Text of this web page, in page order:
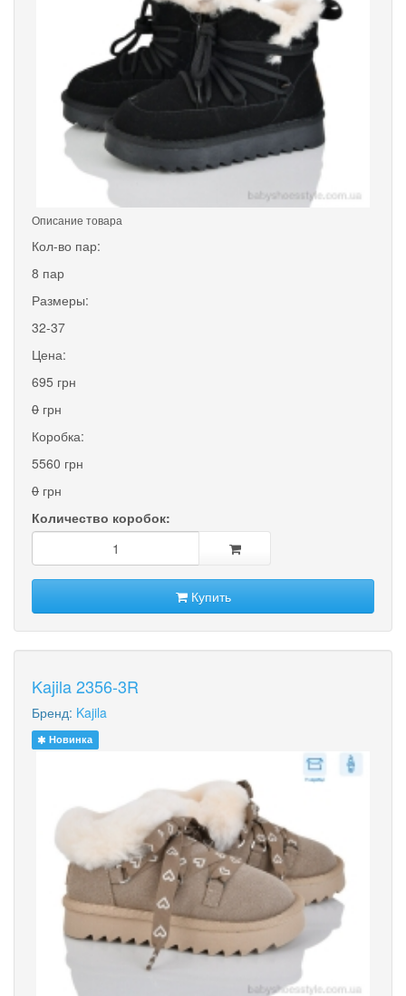
Описание товара
Кол-во пар:
8 пар
Размеры:
32-37
Цена:
695 грн
0 грн
Коробка:
5560 грн
0 грн
Количество коробок:
Купить
Kajila 2356-3R
Бренд: Kajila
Новинка